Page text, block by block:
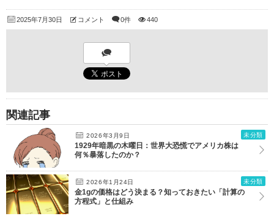
2025年7月30日 コメント 0件 440
関連記事
2026年3月9日 未分類
1929年暗黒の木曜日：世界大恐慌でアメリカ株は
何％暴落したのか？
2026年1月24日 未分類
金1gの価格はどう決まる？知っておきたい「計算の
方程式」と仕組み